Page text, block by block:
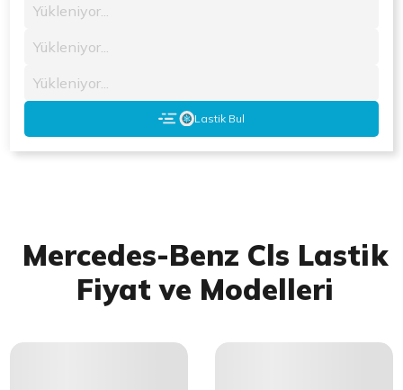
Yükleniyor...
Yükleniyor...
Yükleniyor...
Lastik Bul
Mercedes-Benz Cls Lastik
Fiyat ve Modelleri